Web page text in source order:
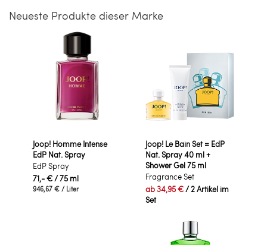
Neueste Produkte dieser Marke
Joop! Homme Intense
EdP Nat. Spray
EdP Spray
71,- €/ 75 ml
946,67 € / Liter
Joop! Le Bain Set = EdP
Nat. Spray 40 ml +
Shower Gel 75 ml
Fragrance Set
ab34,95 €/ 2 Artikel im
Set